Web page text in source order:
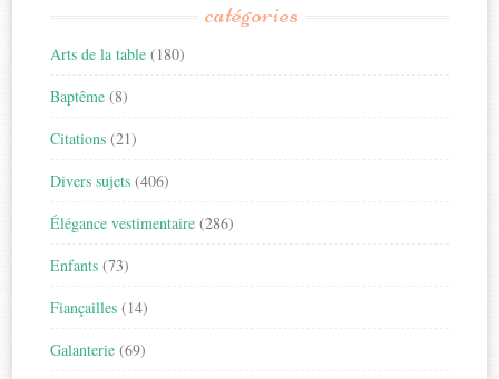
catégories
Arts de la table (180)
Baptême (8)
Citations (21)
Divers sujets (406)
Élégance vestimentaire (286)
Enfants (73)
Fiançailles (14)
Galanterie (69)